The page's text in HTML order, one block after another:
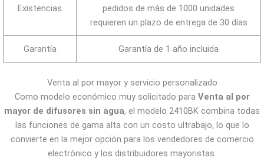
Existencias
pedidos de más de 1000 unidades
requieren un plazo de entrega de 30 días
Garantía Garantía de 1 año incluida
Venta al por mayor y servicio personalizado
Como modelo económico muy solicitado para Venta al por
mayor de difusores sin agua, el modelo 2410BK combina todas
las funciones de gama alta con un costo ultrabajo, lo que lo
convierte en la mejor opción para los vendedores de comercio
electrónico y los distribuidores mayoristas.